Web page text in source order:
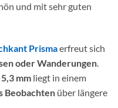
und mit sehr guten
Prismaerfreut sich
oder Wanderungen.
mm liegt in einem
Beobachten über längere